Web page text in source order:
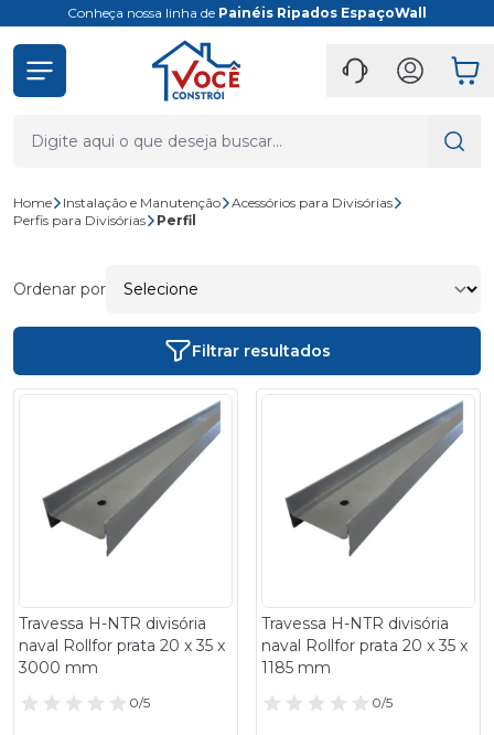
Conheça nossa linha de Painéis Ripados EspaçoWall
Home Instalação e Manutenção
Acessórios para Divisórias
Perfis para Divisórias
Perfil
Ordenar por
Filtrar resultados
- 14%
Travessa H-NTR divisória
naval Rollfor prata 20 x 35 x
3000 mm
0/5
- 14%
Travessa H-NTR divisória
naval Rollfor prata 20 x 35 x
1185 mm
0/5